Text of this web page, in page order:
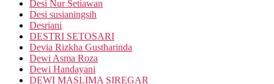
Desi Nur Setiawan
Desi susianingsih
Desriani
DESTRI SETOSARI
Devia Rizkha Gustharinda
Dewi Asma Roza
Dewi Handayani
DEWI MASLIMA SIREGAR